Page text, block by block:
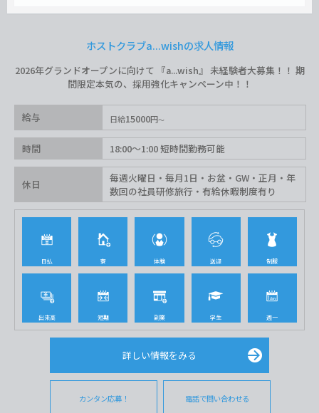
ホストクラブa...wishの求人情報
2026年グランドオープンに向けて 『a...wish』 未経験者大募集！！ 期
間限定本気の、採用強化キャンペーン中！！
給与 日給15000円
時間 18:00〜1:00 短時間勤務可能
休日
毎週火曜日・毎月1日・お盆・GW・正月・年
数回の社員研修旅行・有給休暇制度有り
日払 寮 体験 送迎 制服
出来高 短期 副業 学生 週一
詳しい情報をみる
カンタン応募！ 電話で問い合わせる